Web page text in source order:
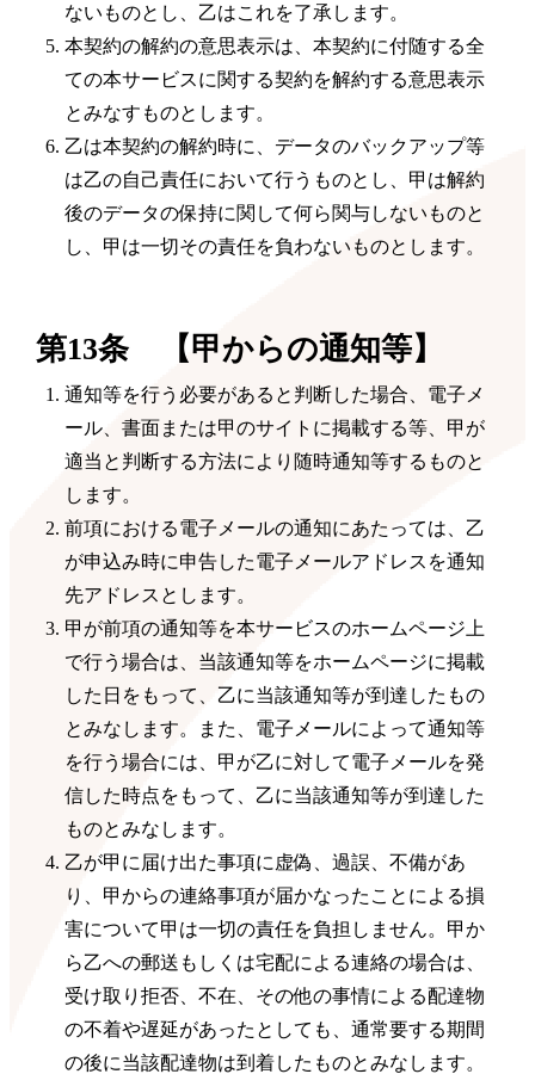
ないものとし、乙はこれを了承します。
本契約の解約の意思表示は、本契約に付随する全
ての本サービスに関する契約を解約する意思表示
とみなすものとします。
乙は本契約の解約時に、データのバックアップ等
は乙の自己責任において行うものとし、甲は解約
後のデータの保持に関して何ら関与しないものと
し、甲は一切その責任を負わないものとします。
第13条 【甲からの通知等】
通知等を行う必要があると判断した場合、電子メ
ール、書面または甲のサイトに掲載する等、甲が
適当と判断する方法により随時通知等するものと
します。
前項における電子メールの通知にあたっては、乙
が申込み時に申告した電子メールアドレスを通知
先アドレスとします。
甲が前項の通知等を本サービスのホームページ上
で行う場合は、当該通知等をホームページに掲載
した日をもって、乙に当該通知等が到達したもの
とみなします。また、電子メールによって通知等
を行う場合には、甲が乙に対して電子メールを発
信した時点をもって、乙に当該通知等が到達した
ものとみなします。
乙が甲に届け出た事項に虚偽、過誤、不備があ
り、甲からの連絡事項が届かなったことによる損
害について甲は一切の責任を負担しません。甲か
ら乙への郵送もしくは宅配による連絡の場合は、
受け取り拒否、不在、その他の事情による配達物
の不着や遅延があったとしても、通常要する期間
の後に当該配達物は到着したものとみなします。